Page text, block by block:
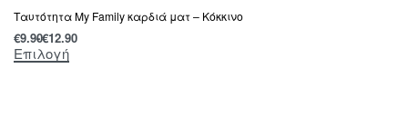
Ταυτότητα My Family καρδιά ματ – Κόκκινο
€9.90€12.90
Επιλογή